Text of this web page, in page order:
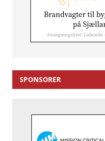
SPONSORER